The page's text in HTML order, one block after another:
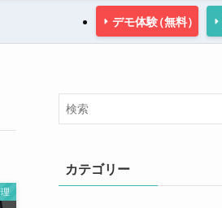
デモ体験（無料）
カテゴリー